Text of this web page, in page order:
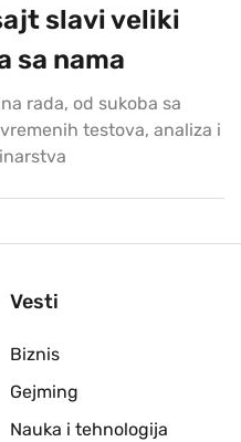
slavi veliki
sa nama
rada, od sukoba sa
testova, analiza i
Vesti
Biznis
Gejming
Nauka i tehnologija